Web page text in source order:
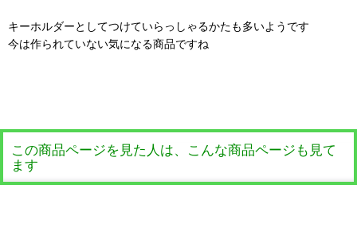
キーホルダーとしてつけていらっしゃるかたも多いようです
今は作られていない気になる商品ですね
この商品ページを見た人は、こんな商品ページも見て
ます